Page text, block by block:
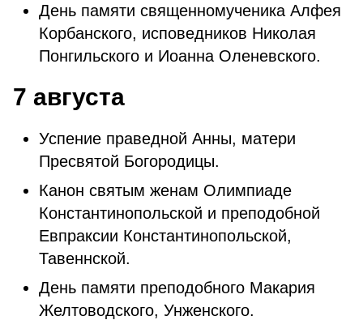
День памяти священномученика Алфея
Корбанского, исповедников Николая
Понгильского и Иоанна Оленевского.
7 августа
Успение праведной Анны, матери
Пресвятой Богородицы.
Канон святым женам Олимпиаде
Константинопольской и преподобной
Евпраксии Константинопольской,
Тавеннской.
День памяти преподобного Макария
Желтоводского, Унженского.